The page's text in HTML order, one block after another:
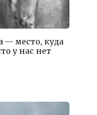
— место, куда
у нас нет